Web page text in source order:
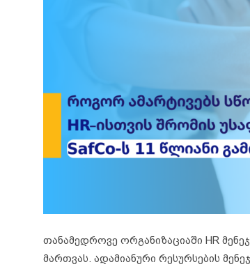
თანამედროვე ორგანიზაციაში HR
მართვას. ადამიანური რესურსების